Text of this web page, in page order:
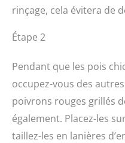
rinçage, cela évitera de
Étape 2
Pendant que les pois
occupez-vous des
poivrons rouges grillés
également. Placez-les
taillez-les en lanières